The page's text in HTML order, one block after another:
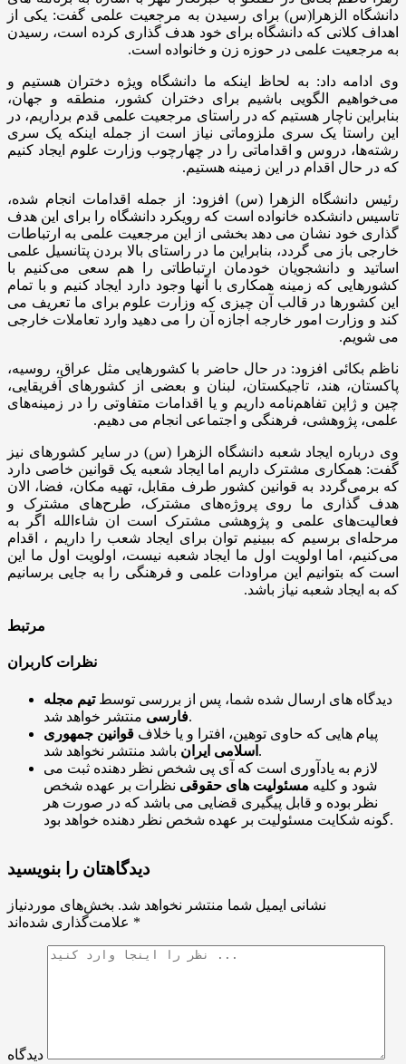
دانشگاه الزهرا(س) برای رسیدن به مرجعیت علمی گفت: یکی از
اهداف کلانی که دانشگاه برای خود هدف گذاری کرده است، رسیدن
به مرجعیت علمی در حوزه زن و خانواده است.
وی ادامه داد: به لحاظ اینکه ما دانشگاه ویژه دختران هستیم و
می‌خواهیم الگویی باشیم برای دختران کشور، منطقه و جهان،
بنابراین ناچار هستیم که در راستای مرجعیت علمی قدم برداریم، در
این راستا یک سری ملزوماتی نیاز است از جمله اینکه یک سری
رشته‌ها، دروس و اقداماتی را در چهارچوب وزارت علوم ایجاد کنیم
که در حال اقدام در این زمینه هستیم.
رئیس دانشگاه الزهرا (س) افزود: از جمله اقدامات انجام شده،
تاسیس دانشکده خانواده است که رویکرد دانشگاه را برای این هدف
گذاری خود نشان می دهد بخشی از این مرجعیت علمی به ارتباطات
خارجی باز می گردد، بنابراین ما در راستای بالا بردن پتانسیل علمی
اساتید و دانشجویان خودمان ارتباطاتی را هم سعی می‌کنیم با
کشورهایی که زمینه همکاری با آنها وجود دارد ایجاد کنیم و با تمام
این کشورها در قالب آن چیزی که وزارت علوم برای ما تعریف می
کند و وزارت امور خارجه اجازه آن را می دهید وارد تعاملات خارجی
می شویم.
ناظم بکائی افزود: در حال حاضر با کشورهایی مثل عراق، روسیه،
پاکستان، هند، تاجیکستان، لبنان و بعضی از کشورهای آفریقایی،
چین و ژاپن تفاهم‌نامه داریم و یا اقدامات متفاوتی را در زمینه‌های
علمی، پژوهشی، فرهنگی و اجتماعی انجام می دهیم.
وی درباره ایجاد شعبه دانشگاه الزهرا (س) در سایر کشورهای نیز
گفت: همکاری مشترک داریم اما ایجاد شعبه یک قوانین خاصی دارد
که برمی‌گردد به قوانین کشور طرف مقابل، تهیه مکان، فضا، الان
هدف گذاری ما روی پروژه‌های مشترک، طرح‌های مشترک و
فعالیت‌های علمی و پژوهشی مشترک است ان شاءالله اگر به
مرحله‌ای برسیم که ببینیم توان برای ایجاد شعب را داریم ، اقدام
می‌کنیم، اما اولویت اول ما ایجاد شعبه نیست، اولویت اول ما این
است که بتوانیم این مراودات علمی و فرهنگی را به جایی برسانیم
که به ایجاد شعبه نیاز باشد.
مرتبط
نظرات کاربران
دیدگاه های ارسال شده شما، پس از بررسی توسطتیم مجله
فارسیمنتشر خواهد شد.
پیام هایی که حاوی توهین، افترا و یا خلاف قوانین جمهوری
اسلامی ایران باشد منتشر نخواهد شد.
لازم به یادآوری است که آی پی شخص نظر دهنده ثبت می
شود و کلیه مسئولیت های حقوقی نظرات بر عهده شخص
نظر بوده و قابل پیگیری قضایی می باشد که در صورت هر
گونه شکایت مسئولیت بر عهده شخص نظر دهنده خواهد بود.
دیدگاهتان را بنویسید
نشانی ایمیل شما منتشر نخواهد شد. بخش‌های موردنیاز
*
دیدگاه